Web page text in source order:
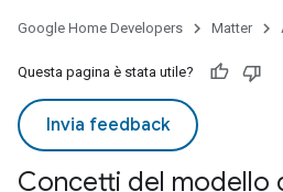
Google Home Developers Matter
Questa pagina è stata utile?
Invia feedback
Concetti del modello